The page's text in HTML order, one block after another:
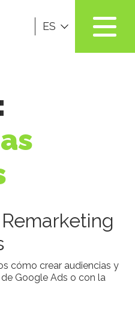
ES
cómo crear audiencias y
Google Ads o con la